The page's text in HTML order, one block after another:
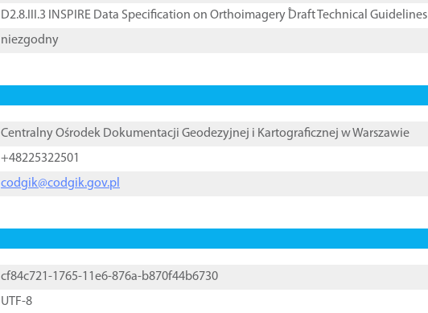
D2.8.III.3 INSPIRE Data Specification on Orthoimagery ֠Draft Technical Guidelines
niezgodny
Centralny Ośrodek Dokumentacji Geodezyjnej i Kartograficznej w Warszawie
+48225322501
codgik@codgik.gov.pl
cf84c721-1765-11e6-876a-b870f44b6730
UTF-8